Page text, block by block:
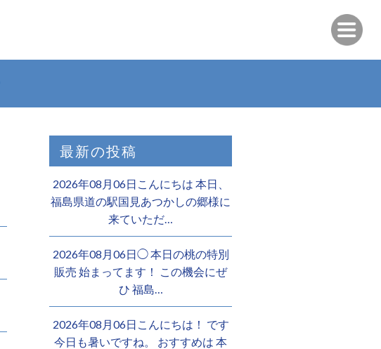
最新の投稿
2026年08月06日こんにちは 本日、
福島県道の駅国見あつかしの郷様に
来ていただ…
2026年08月06日◯ 本日の桃の特別
販売 始まってます！ この機会にぜ
ひ 福島…
2026年08月06日こんにちは！ です
今日も暑いですね。 おすすめは 本